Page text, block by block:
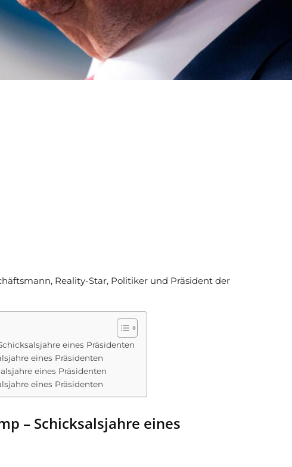
Reality-Star, Politiker und Präsident der
eines Präsidenten
eines Präsidenten
eines Präsidenten
eines Präsidenten
– Schicksalsjahre eines